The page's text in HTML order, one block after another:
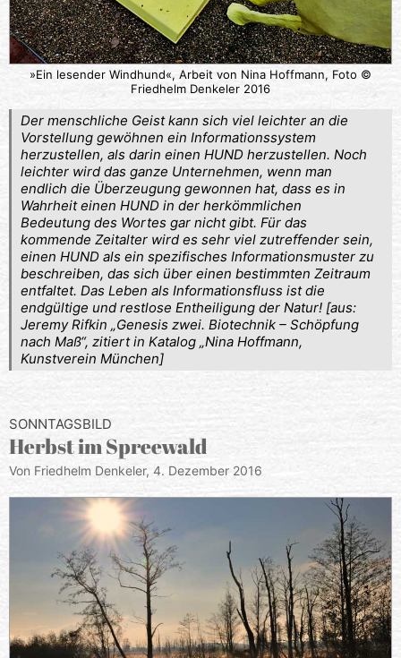
»Ein lesender Windhund«, Arbeit von Nina Hoffmann, Foto ©
Friedhelm Denkeler 2016
Der menschliche Geist kann sich viel leichter an die
Vorstellung gewöhnen ein Informationssystem
herzustellen, als darin einen HUND herzustellen. Noch
leichter wird das ganze Unternehmen, wenn man
endlich die Überzeugung gewonnen hat, dass es in
Wahrheit einen HUND in der herkömmlichen
Bedeutung des Wortes gar nicht gibt. Für das
kommende Zeitalter wird es sehr viel zutreffender sein,
einen HUND als ein spezifisches Informationsmuster zu
beschreiben, das sich über einen bestimmten Zeitraum
entfaltet. Das Leben als Informationsfluss ist die
endgültige und restlose Entheiligung der Natur! [aus:
Jeremy Rifkin „Genesis zwei. Biotechnik – Schöpfung
nach Maß“, zitiert in Katalog „Nina Hoffmann,
Kunstverein München]
SONNTAGSBILD
Herbst im Spreewald
Von Friedhelm Denkeler, 4. Dezember 2016